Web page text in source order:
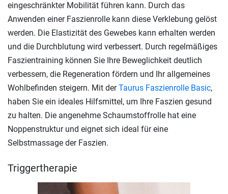
eingeschränkter Mobilität führen kann. Durch das
Anwenden einer Faszienrolle kann diese Verklebung gelöst
werden. Die Elastizität des Gewebes kann erhalten werden
und die Durchblutung wird verbessert. Durch regelmäßiges
Faszientraining können Sie Ihre Beweglichkeit deutlich
verbessern, die Regeneration fördern und Ihr allgemeines
Wohlbefinden steigern. Mit derTaurus Faszienrolle Basic,
haben Sie ein ideales Hilfsmittel, um Ihre Faszien gesund
zu halten. Die angenehme Schaumstoffrolle hat eine
Noppenstruktur und eignet sich ideal für eine
Selbstmassage der Faszien.
Triggertherapie